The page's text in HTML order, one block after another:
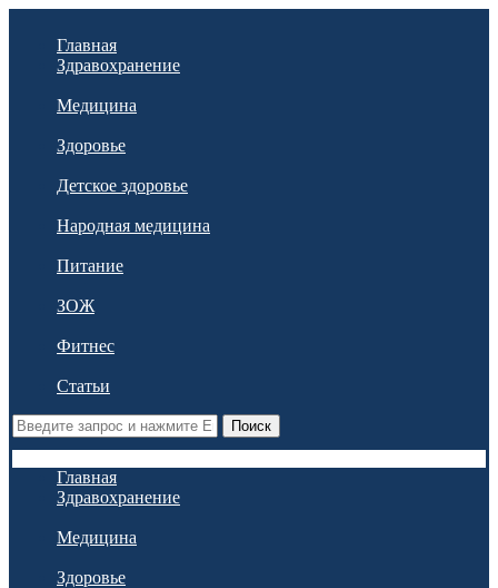
Главная
Здравохранение
Медицина
Здоровье
Детское здоровье
Народная медицина
Питание
ЗОЖ
Фитнес
Статьи
Поиск
Главная
Здравохранение
Медицина
Здоровье